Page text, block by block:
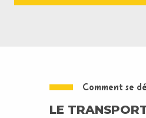
Comment se
LE